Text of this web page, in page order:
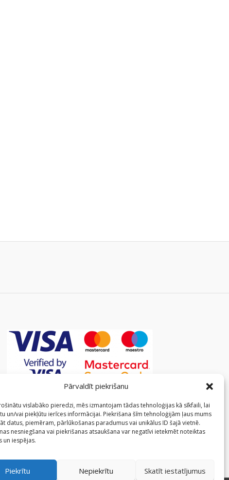
Pārvaldīt piekrišanu
vislabāko pieredzi, mēs izmantojam tādas tehnoloģijas kā sīkfaili, lai
un/vai piekļūtu ierīces informācijai. Piekrišana šīm tehnoloģijām ļaus mums
datus, piemēram, pārlūkošanas paradumus vai unikālus ID šajā vietnē.
nesniegšana vai piekrišanas atsaukšana var negatīvi ietekmēt noteiktas
un iespējas.
Piekrītu Nepiekrītu Skatīt iestatījumus